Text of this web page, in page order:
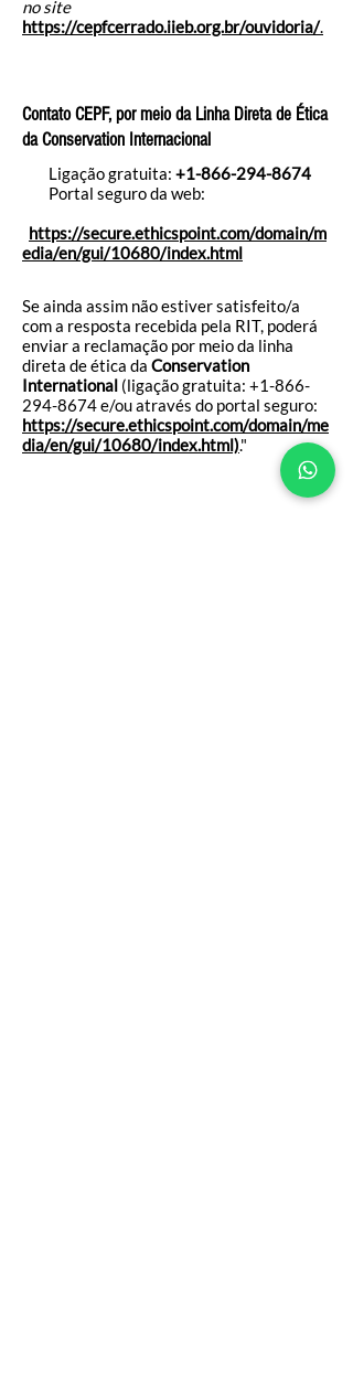
no site
https://cepfcerrado.iieb.org.br/ouvidoria/.
Contato CEPF, por meio da Linha Direta de Ética
da Conservation Internacional
Ligação gratuita: +1-866-294-8674
Portal seguro da web:
https://secure.ethicspoint.com/domain/m
edia/en/gui/10680/index.html
Se ainda assim não estiver satisfeito/a
com a resposta recebida pela RIT, poderá
enviar a reclamação por meio da linha
direta de ética da Conservation
International (ligação gratuita: +1-866-
294-8674e/ou através do portal seguro:
https://secure.ethicspoint.com/domain/me
dia/en/gui/10680/index.html)."